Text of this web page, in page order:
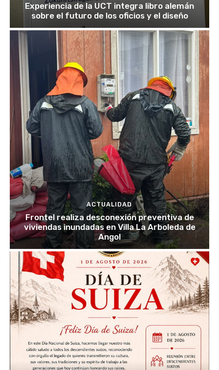
Experiencia de la UCT integra libro alemán
sobre el futuro de los oficios y el diseño
ACTUALIDAD
Frontel realiza desconexión preventiva de
viviendas inundadas en Villa La Arboleda de
Angol